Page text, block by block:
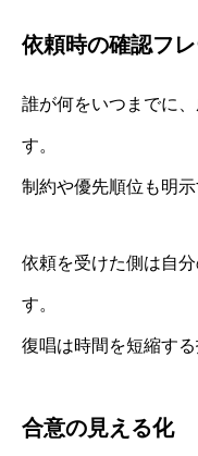
依頼時の確認フ
誰が何をいつまでに
す。
制約や優先順位も明
依頼を受けた側は自
す。
復唱は時間を短縮する
合意の見える化